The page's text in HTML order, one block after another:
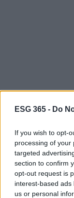
ESG 365 - Do
If you wish to opt-
processing of your
targeted
section to confirm
opt-out request is
interest-based
us or personal
Integrare le
operativi,
mirati.
possono
competitività e
trasformando